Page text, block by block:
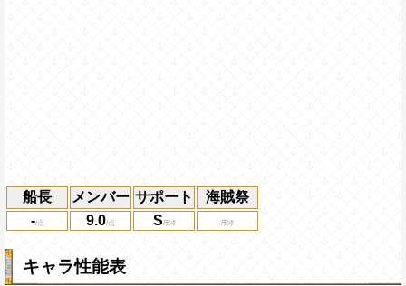
船長 メンバー サポート
海賊祭
-
9.0 S
キャラ性能表